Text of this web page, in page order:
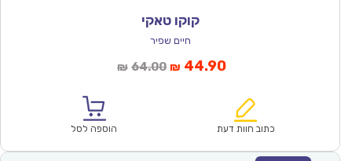
קוקו טאקי
חיים שפיר
₪ 64.00המחיר
₪64.00.
₪ 44.90המחיר
הוא:
כתוב חוות דעת הוספה לסל